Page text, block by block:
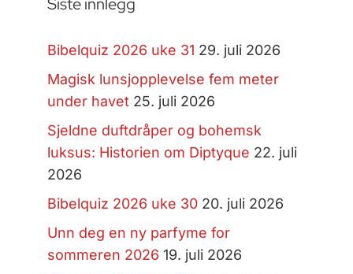
Bibelquiz 2026 uke 31 29. juli 2026
Magisk lunsjopplevelse fem meter
under havet 25. juli 2026
Sjeldne duftdråper og bohemsk
luksus: Historien om Diptyque 22. juli
2026
Bibelquiz 2026 uke 30 20. juli 2026
Unn deg en ny parfyme for
sommeren 2026 19. juli 2026